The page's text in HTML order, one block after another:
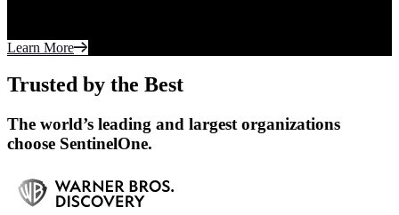
Learn More
Trusted by the Best
The world’s leading and largest organizations
choose SentinelOne.